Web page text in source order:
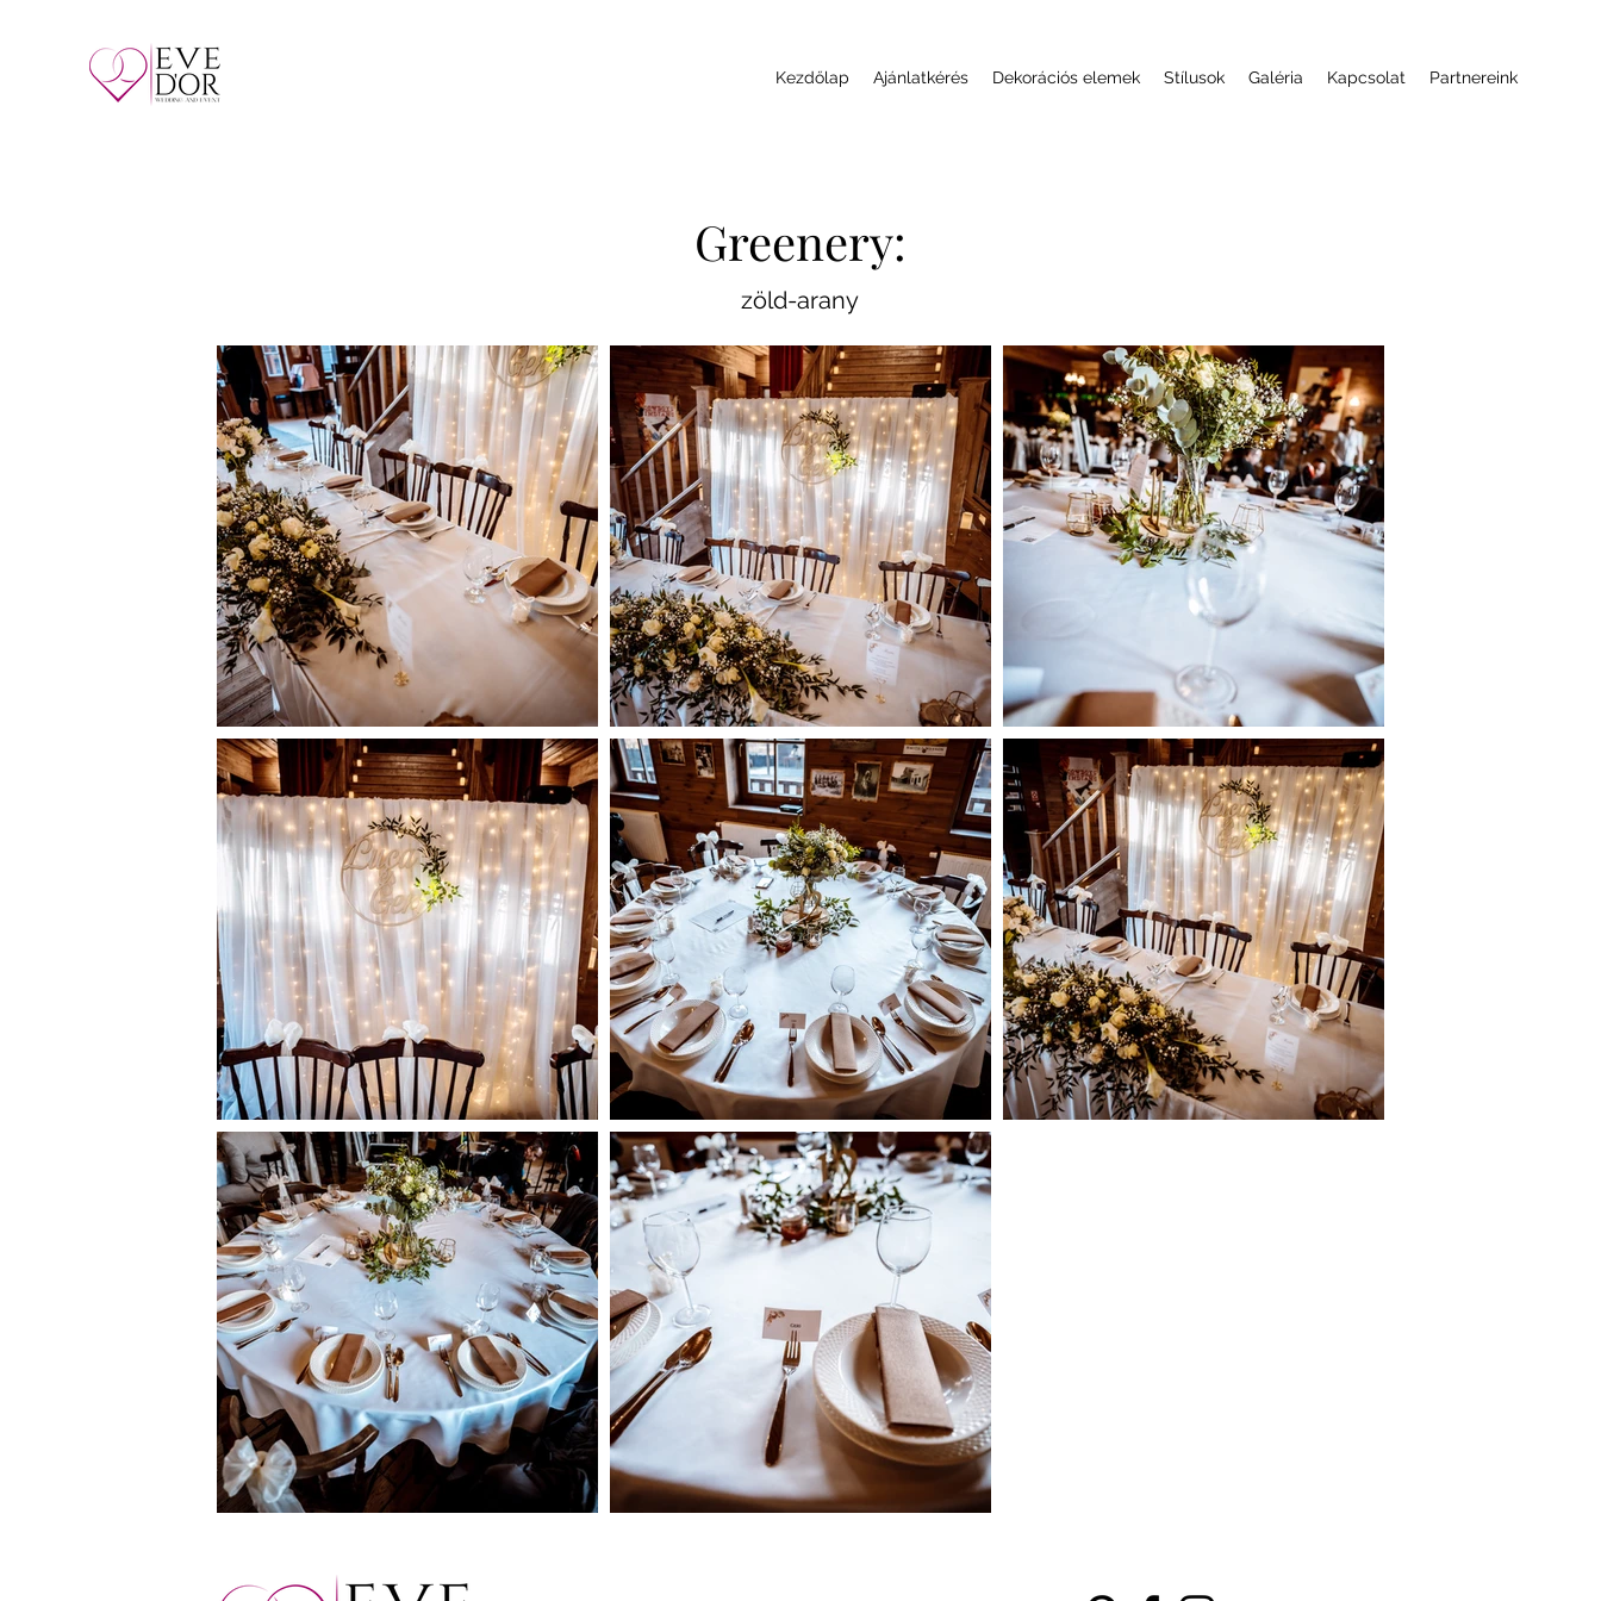
Kezdőlap Ajánlatkérés Dekorációs elemek Stílusok Galéria Kapcsolat Partnereink
Greenery:
zöld-arany